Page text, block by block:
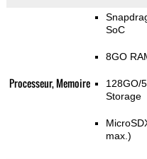
Processeur, Memoire
SoC
8GO
128GO/
Storage
max.)